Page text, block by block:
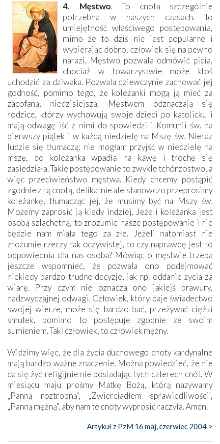
4. Męstwo. To cnota szczególnie
potrzebna w naszych czasach. To
umiejętność właściwego postępowania,
mimo że to dziś nie jest popularne i
wybierając dobro, człowiek się na pewno
narazi. Męstwo pozwala odmówić picia,
chociaż w towarzystwie może ktoś
uchodzić za dziwaka. Pozwala dziewczynie zachować jej
godność, pomimo tego, że koleżanki mogą ją mieć za
zacofaną, niedzisiejszą. Męstwem odznaczają się
rodzice, którzy wychowują swoje dzieci po katolicku i
mają odwagę iść z nimi do spowiedzi i Komunii św. na
pierwszy piątek i w każdą niedzielę na Mszę św. Nieraz
ludzie się tłumaczą: nie mogłam przyjść w niedzielę na
mszę, bo koleżanka wpadła na kawę i trochę się
zasiedziała. Takie postępowanie to zwykle tchórzostwo, a
więc przeciwieństwo męstwa. Kiedy chcemy postąpić
zgodnie z tą cnotą, delikatnie ale stanowczo przeprosimy
koleżankę, tłumacząc jej, że musimy być na Mszy św.
Możemy zaprosić ją kiedy indziej. Jeżeli koleżanka jest
osobą szlachetną, to zrozumie nasze postępowanie i nie
będzie nam miała tego za złe. Jeżeli natomiast nie
zrozumie rzeczy tak oczywistej, to czy naprawdę jest to
odpowiednia dla nas osoba? Mówiąc o męstwie trzeba
jeszcze wspomnieć, że pozwala ono podejmować
niekiedy bardzo trudne decyzje, jak np. oddanie życia za
wiarę. Przy czym nie oznacza ono jakiejś brawury,
nadzwyczajnej odwagi. Człowiek, który daje świadectwo
swojej wierze, może się bardzo bać, przeżywać ciężki
smutek, pomimo to postępuje zgodnie ze swoim
sumieniem. Taki człowiek, to człowiek mężny.
Widzimy więc, że dla życia duchowego cnoty kardynalne
mają bardzo ważne znaczenie. Można powiedzieć, że nie
da się żyć religijnie nie posiadając tych czterech cnót. W
miesiącu maju prośmy Matkę Bożą, którą nazywamy
„Panną roztropną", „Zwierciadłem sprawiedliwości",
„Panną mężną", aby nam te cnoty wyprosić raczyła. Amen.
Artykuł z PzM 16 maj, czerwiec 2004 >